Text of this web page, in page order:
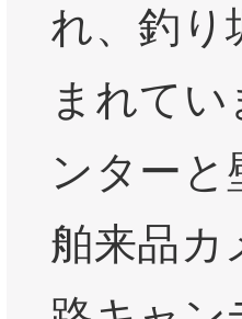
れ、釣り
まれて
ンターと
舶来品カ